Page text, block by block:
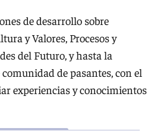
de desarrollo sobre
y Valores, Procesos y
del Futuro, y hasta la
de pasantes, con el
experiencias y conocimientos